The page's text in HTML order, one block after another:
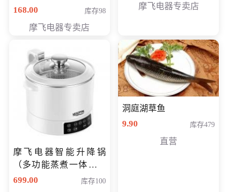
168.00
库存98
摩飞电器专卖店
摩飞电器专卖店
摩飞电器智能升降锅
（多功能蒸煮一体锅）
（智能升降养生锅） 会
699.00 库存100
洞庭湖草鱼
9.90
库存479
直营